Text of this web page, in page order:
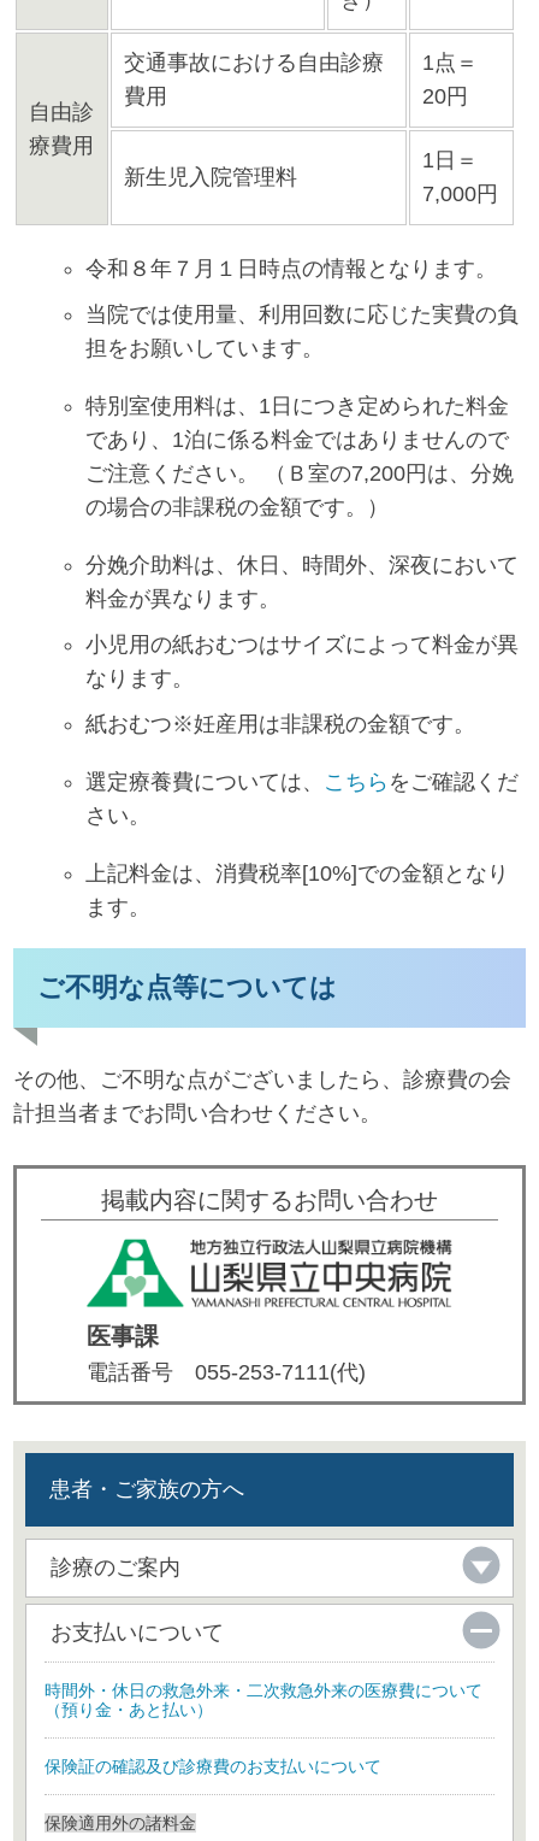
自由診
療費用
交通事故における自由診療
費用
1点＝
20円
新生児入院管理料
1日＝
7,000円
令和８年７月１日時点の情報となります。
当院では使用量、利用回数に応じた実費の負
担をお願いしています。
特別室使用料は、1日につき定められた料金
であり、1泊に係る料金ではありませんので
ご注意ください。 （Ｂ室の7,200円は、分娩
の場合の非課税の金額です。）
分娩介助料は、休日、時間外、深夜において
料金が異なります。
小児用の紙おむつはサイズによって料金が異
なります。
紙おむつ※妊産用は非課税の金額です。
選定療養費については、 こちら をご確認くだ
さい。
上記料金は、消費税率[10%]での金額となり
ます。
ご不明な点等については
その他、ご不明な点がございましたら、診療費の会
計担当者までお問い合わせください。
掲載内容に関するお問い合わせ
医事課
電話番号 055-253-7111(代)
患者・ご家族の方へ
診療のご案内
お支払いについて
時間外・休日の救急外来・二次救急外来の医療費について
（預り金・あと払い）
保険証の確認及び診療費のお支払いについて
保険適用外の諸料金